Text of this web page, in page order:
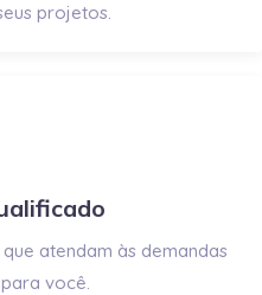
projetos.
atendam às demandas
você.